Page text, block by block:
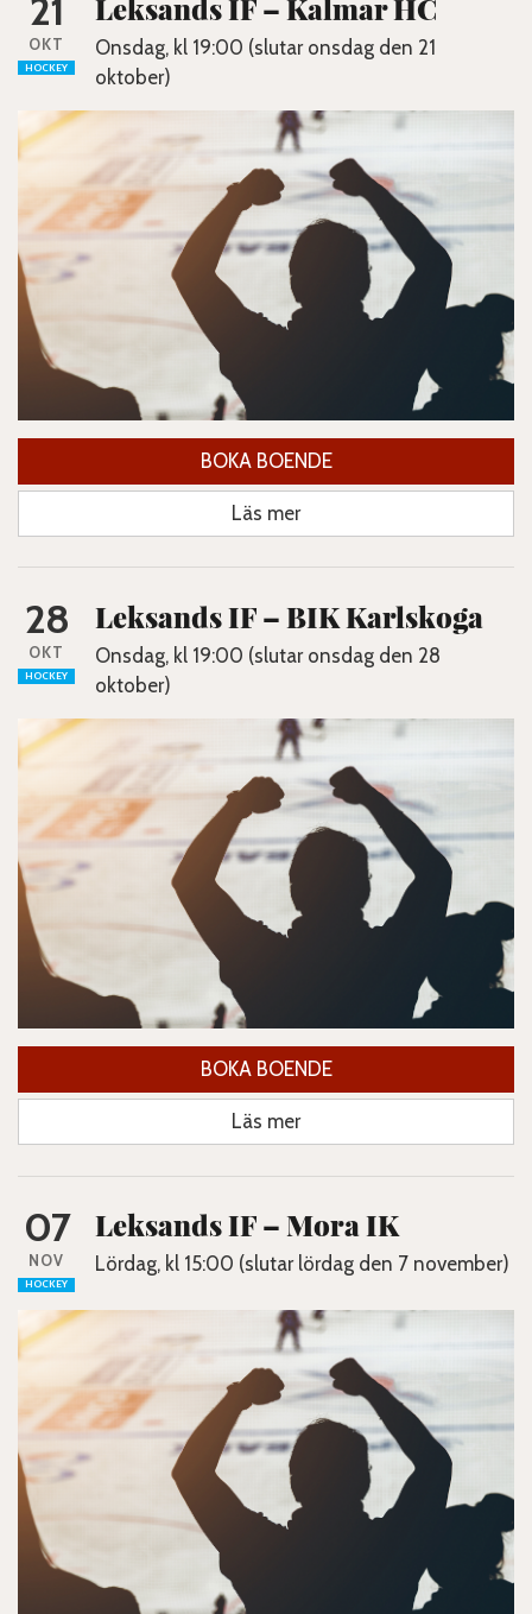
21
OKT
HOCKEY
Leksands IF – Kalmar HC
Onsdag, kl 19:00 (slutar onsdag den 21
oktober)
BOKA BOENDE
Läs mer
28
OKT
HOCKEY
Leksands IF – BIK Karlskoga
Onsdag, kl 19:00 (slutar onsdag den 28
oktober)
BOKA BOENDE
Läs mer
07
NOV
HOCKEY
Leksands IF – Mora IK
Lördag, kl 15:00 (slutar lördag den 7 november)